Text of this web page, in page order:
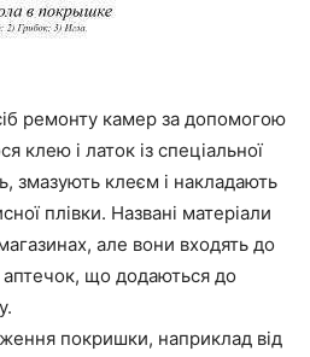
ремонту камер за допомогою
клею і латок із спеціальної
змазують клеєм і накладають
плівки. Названі матеріали
але вони входять до
що додаються до
покришки, наприклад від